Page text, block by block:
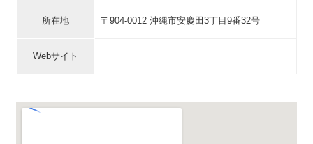
所在地 〒904-0012 沖縄市安慶田3丁目9番32号
Webサイト